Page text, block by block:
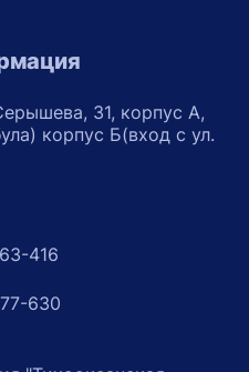
31, корпус А,
корпус Б(вход с ул.
416
630